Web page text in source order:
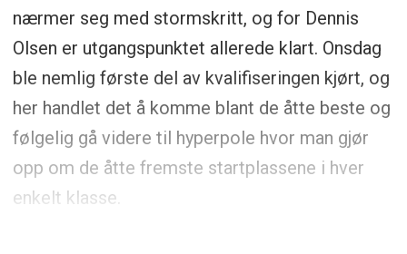
nærmer seg med stormskritt, og for Dennis
Olsen er utgangspunktet allerede klart. Onsdag
ble nemlig første del av kvalifiseringen kjørt, og
her handlet det å komme blant de åtte beste og
følgelig gå videre til hyperpole hvor man gjør
opp om de åtte fremste startplassene i hver
enkelt klasse.